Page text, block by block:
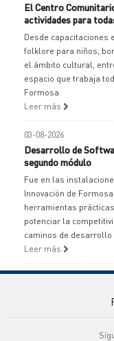
El Centro
actividades para
Desde capacitaciones
folklore para niños,
el ámbito cultural,
espacio que trabaja
Formosa.
Leer más
03-08-2026
Desarrollo de
segundo módulo
Fue en las
Innovación de
herramientas
potenciar la
caminos de
Leer más